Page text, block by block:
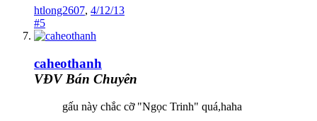
htlong2607, 4/12/13
#5
caheothanh
VĐV Bán Chuyên
gấu này chắc cỡ "Ngọc Trinh" quá,haha